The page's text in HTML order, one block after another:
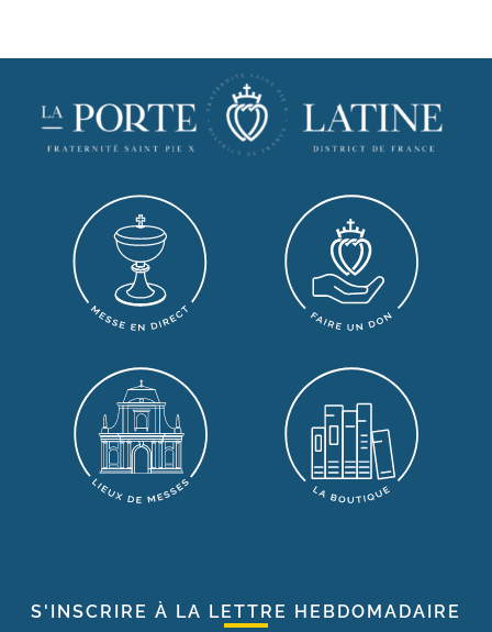
S'INSCRIRE À LA LETTRE HEBDOMADAIRE